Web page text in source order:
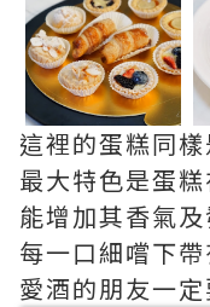
這裡的蛋糕同
最大特色是蛋
能增加其香氣
每一口細嚐下
愛酒的朋友一定